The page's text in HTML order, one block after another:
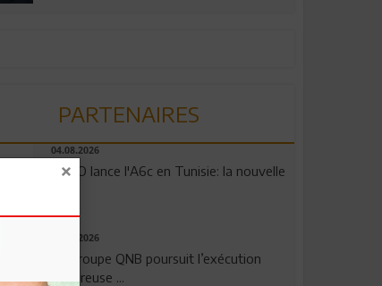
PARTENAIRES
04.08.2026
OPPO lance l'A6c en Tunisie: la nouvelle
29.07.2026
Le Groupe QNB poursuit l’exécution
rigoureuse ...